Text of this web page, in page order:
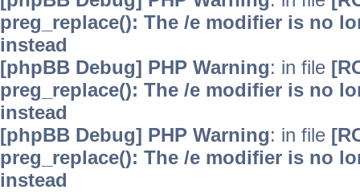
preg_replace(): The /e modifier is no
instead
[phpBB Debug] PHP Warning: in file
preg_replace(): The /e modifier is no
instead
[phpBB Debug] PHP Warning: in file
preg_replace(): The /e modifier is no
instead